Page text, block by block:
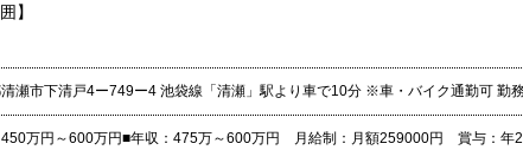
】
瀬市下清戸4ー749ー4 池袋線「清瀬」駅より車で10分 ※車・バイク通勤可 勤
450万円～600万円■年収：475万～600万円 月給制：月額259000円 賞与：年